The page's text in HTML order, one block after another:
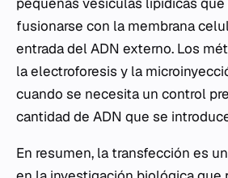
fusionarse con la membrana
entrada del ADN externo. Los
la electroforesis y la
cuando se necesita un control
cantidad de ADN que se
En resumen, la transfección es